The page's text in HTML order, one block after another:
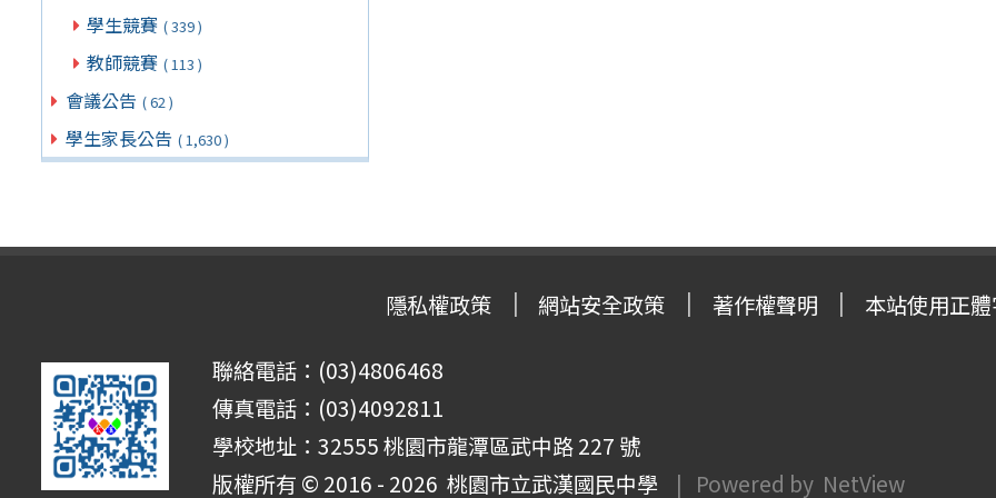
學生競賽 ( 339 )
教師競賽 ( 113 )
會議公告 ( 62 )
學生家長公告 ( 1,630 )
隱私權政策 網站安全政策 著作權聲明 本站使用正
聯絡電話：(03)4806468
傳真電話：(03)4092811
學校地址：32555 桃園市龍潭區武中路 227 號
版權所有 © 2016 - 2026 桃園市立武漢國民中學 | Powered by NetView